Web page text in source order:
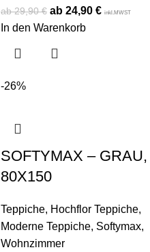
29,90€ 24,90 € inkl.MWST
In den Warenkorb
-26%
SOFTYMAX – GRAU,
80X150
Teppiche, Hochflor Teppiche,
Moderne Teppiche, Softymax,
Wohnzimmer